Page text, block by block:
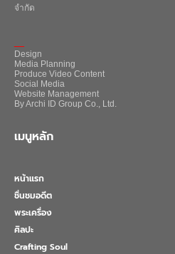
จำกัด
Design
Media Planning
Produce Video Content
Social Media
Website Management
By Archi ID Group Co., Ltd.
เมนูหลัก
หน้าแรก
ชื่นชมอดีต
พระเครื่อง
ศิลปะ
Crafting Soul